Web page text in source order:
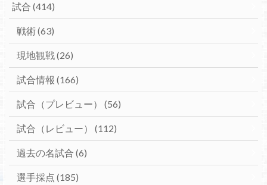
試合 (414)
戦術(63)
現地観戦(26)
試合情報 (166)
試合（プレビュー） (56)
試合（レビュー） (112)
過去の名試合 (6)
選手採点 (185)